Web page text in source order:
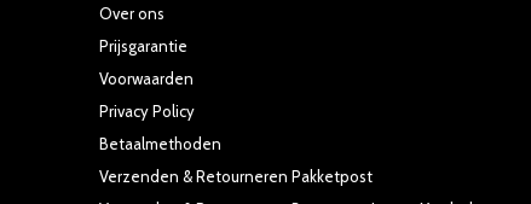
Over ons
Prijsgarantie
Voorwaarden
Privacy Policy
Betaalmethoden
Verzenden & Retourneren Pakketpost